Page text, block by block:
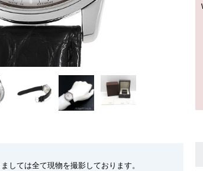
しては全て現物を撮影しております。